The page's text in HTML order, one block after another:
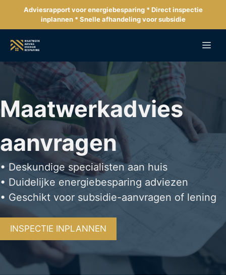
de
inhoud
Adviesrapport voor energiebesparing * Direct inspectie
inplannen * Snelle afhandeling voor subsidie
Maatwerkadvies
aanvragen
• Deskundige specialisten aan huis
• Duidelijke energiebesparing adviezen
• Geschikt voor subsidie-aanvragen of lening
INSPECTIE INPLANNEN